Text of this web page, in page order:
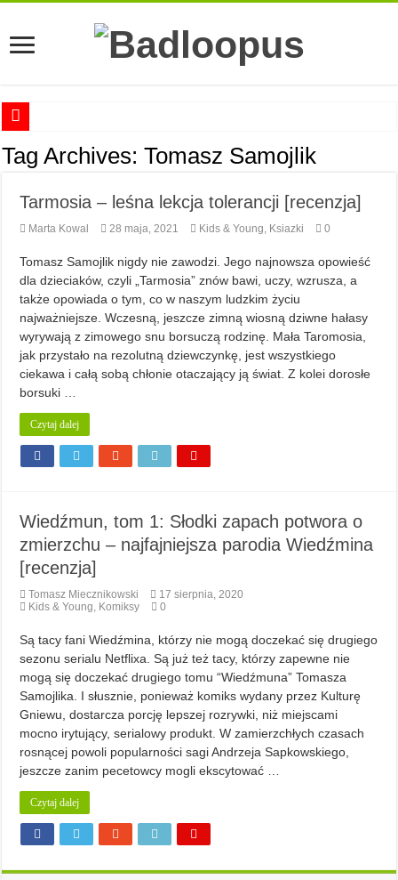
Anna Romaszkan – Praca w prosektorium nie pomaga oswoić się ze
Najlepsze mangi dla dorosłych
Najciekawsze zapowiedzi komiksowe na 2023 rok
Tag Archives:Tomasz Samojlik
Tarmosia – leśna lekcja tolerancji [recenzja]
Marta Kowal 28 maja, 2021 Kids & Young, Ksiazki 0
Tomasz Samojlik nigdy nie zawodzi. Jego najnowsza opowieść
dla dzieciaków, czyli „Tarmosia” znów bawi, uczy, wzrusza, a
także opowiada o tym, co w naszym ludzkim życiu
najważniejsze. Wczesną, jeszcze zimną wiosną dziwne hałasy
wyrywają z zimowego snu borsuczą rodzinę. Mała Taromosia,
jak przystało na rezolutną dziewczynkę, jest wszystkiego
ciekawa i całą sobą chłonie otaczający ją świat. Z kolei dorosłe
borsuki …
Czytaj dalej
Wiedźmun, tom 1: Słodki zapach potwora o
zmierzchu – najfajniejsza parodia Wiedźmina
[recenzja]
Tomasz Miecznikowski
17 sierpnia, 2020
Kids & Young, Komiksy 0
Są tacy fani Wiedźmina, którzy nie mogą doczekać się drugiego
sezonu serialu Netflixa. Są już też tacy, którzy zapewne nie
mogą się doczekać drugiego tomu “Wiedźmuna” Tomasza
Samojlika. I słusznie, ponieważ komiks wydany przez Kulturę
Gniewu, dostarcza porcję lepszej rozrywki, niż miejscami
mocno irytujący, serialowy produkt. W zamierzchłych czasach
rosnącej powoli popularności sagi Andrzeja Sapkowskiego,
jeszcze zanim pecetowcy mogli ekscytować …
Czytaj dalej